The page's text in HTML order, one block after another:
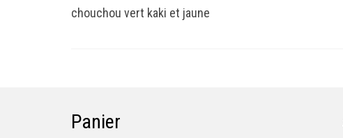
chouchou vert kaki et jaune
Panier